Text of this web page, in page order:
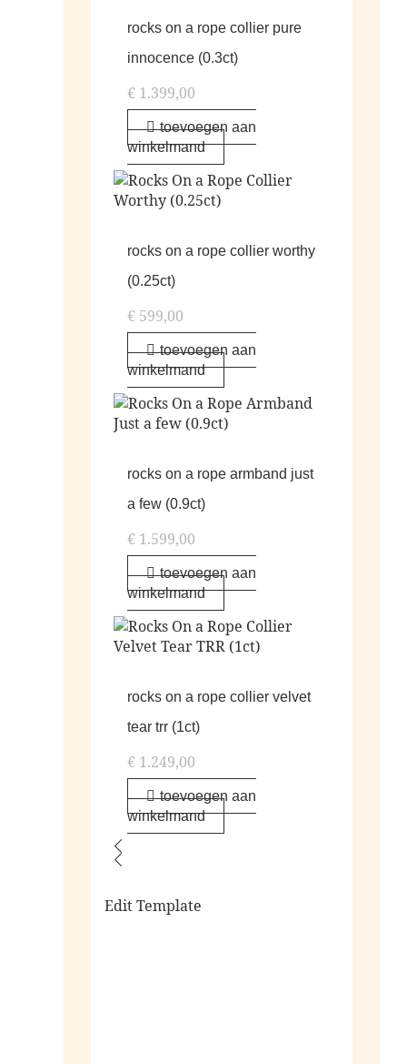
rocks on a rope collier pure
innocence (0.3ct)
€ 1.399,00
toevoegen aan
winkelmand
rocks on a rope collier worthy
(0.25ct)
€ 599,00
toevoegen aan
winkelmand
rocks on a rope armband just
a few (0.9ct)
€ 1.599,00
toevoegen aan
winkelmand
rocks on a rope collier velvet
tear trr (1ct)
€ 1.249,00
toevoegen aan
winkelmand
Edit Template